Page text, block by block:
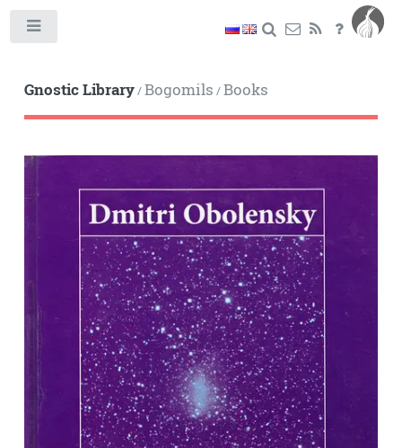
Gnostic Library/Bogomils /Books